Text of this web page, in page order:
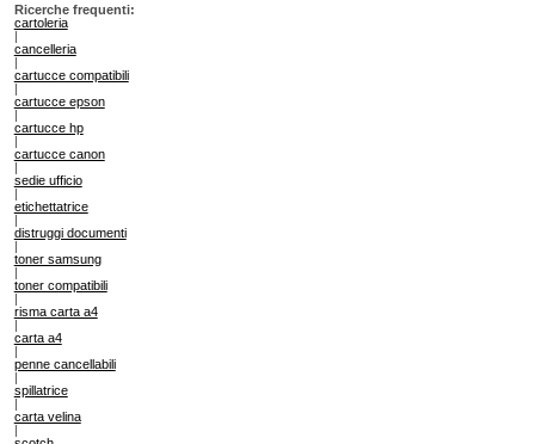
Ricerche frequenti:
cartoleria
|
cancelleria
|
cartucce compatibili
|
cartucce epson
|
cartucce hp
|
cartucce canon
|
sedie ufficio
|
etichettatrice
|
distruggi documenti
|
toner samsung
|
toner compatibili
|
risma carta a4
|
carta a4
|
penne cancellabili
|
spillatrice
|
carta velina
|